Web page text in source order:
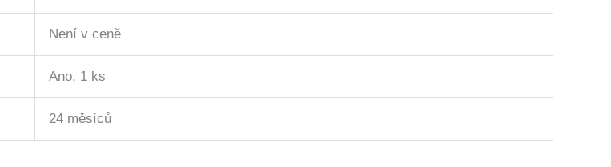
Není v ceně
Ano, 1 ks
24 měsíců